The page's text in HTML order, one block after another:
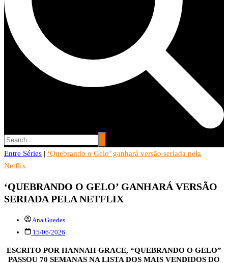
Entre Séries
Entretenha-se!
Entre Séries | ‘Quebrando o Gelo’ ganhará versão seriada pela
Netflix
‘QUEBRANDO O GELO’ GANHARÁ VERSÃO
SERIADA PELA NETFLIX
Ana Guedes
15/06/2026
ESCRITO POR HANNAH GRACE, “QUEBRANDO O GELO”
PASSOU 70 SEMANAS NA LISTA DOS MAIS VENDIDOS DO